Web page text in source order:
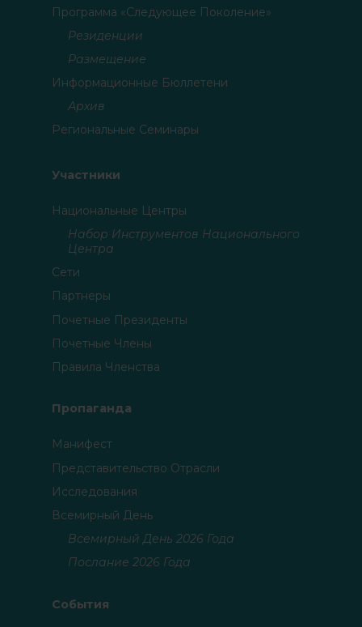
Программа «Следующее Поколение»
Резиденции
Размещение
Информационные Бюллетени
Архив
Региональные Семинары
Участники
Национальные Центры
Набор Инструментов Национального
Центра
Сети
Партнеры
Почетные Президенты
Почетные Члены
Правила Членства
Пропаганда
Манифест
Представительство Отрасли
Исследования
Всемирный День
Всемирный День 2026 Года
Послание 2026 Года
События